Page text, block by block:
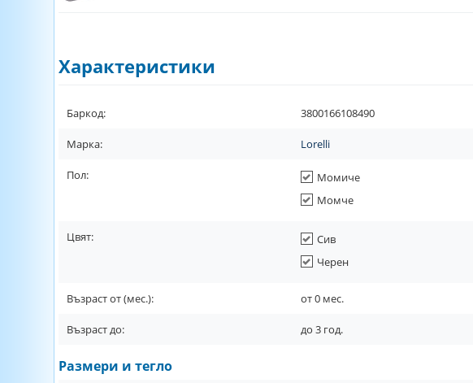
Характеристики
Баркод: 3800166108490
Марка: Lorelli
Пол:
Момиче
Момче
Цвят:
Сив
Черен
Възраст от (мес.): от0 мес.
Възраст до: до 3 год.
Размери и тегло